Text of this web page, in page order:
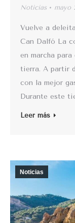
Noticias mayo
Vuelve a
Can Dalfó La
en marcha
tierra. A partir
con la mejor
Durante este
Leer más
Noticias